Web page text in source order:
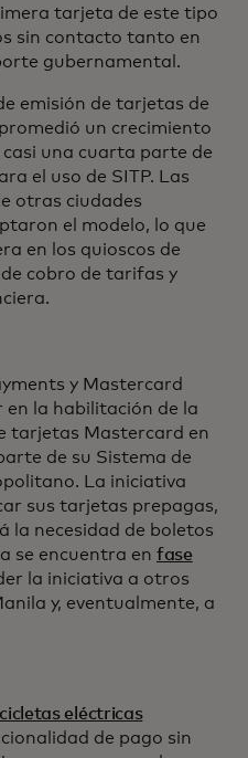
pestaña nueva
tarjeta de este tipo
sin contacto tanto en
gubernamental.
emisión de tarjetas de
un crecimiento
casi una cuarta parte de
el uso de SITP. Las
otras ciudades
el modelo, lo que
en los quioscos de
cobro de tarifas y
y Mastercard
la habilitación de la
tarjetas Mastercard en
de su Sistema de
La iniciativa
sus tarjetas prepagas,
la necesidad de boletos
se encuentra en fase
la iniciativa a otros
y, eventualmente, a
eléctricas
nuevade pago sin